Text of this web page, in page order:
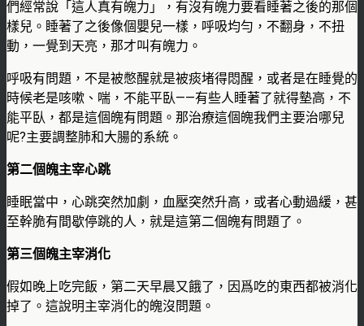
們經常說「這人真有魄力」，有沒有魄力要看睡著之後的那個
樣兒。睡著了之後像個嬰兒一樣，呼吸均勻，不翻身，不扭
動，一覺到天亮，那才叫有魄力。
呼吸有問題，不是被憋醒就是被痰堵得悶醒，或者是在睡覺的
時候老是咳嗽、喘，不能平臥——有些人睡著了就得墊高，不
能平臥，都是這個魄有問題。那治療這個魄我們主要治哪兒
呢?主要調整肺和大腸的系統。
第二個魄主宰心跳
睡眠當中，心跳突然加劇，血壓突然升高，或者心動過緩，甚
至幹脆有間歇停跳的人，就是這第二個魄有問題了。
第三個魄主宰消化
假如晚上吃完飯，第二天早晨又餓了，因爲吃的東西都被消化
掉了。這說明主宰消化的魄沒問題。